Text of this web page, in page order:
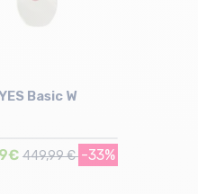
Basic W
449,99 € -33%